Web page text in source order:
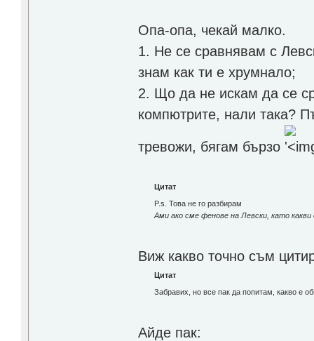
Опа-опа, чекай малко.
1. Не се сравнявам с
знам как ти е хрумнало;
2. Що да не искам да се
компютрите, нали така?
тревожи, бягам бързо
Цитат
P.s. Това не го разбирам
Ами ако сме фенове на Левски, като
Виж какво точно съм
Цитат
Забравих, но все пак да попитам, какво е
Айде пак: